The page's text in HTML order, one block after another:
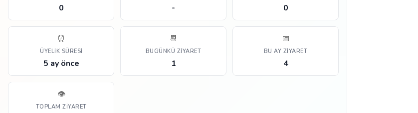
0 - 0
⏰
ÜYELIK SÜRESI
5 ay önce
📆
BUGÜNKÜ ZIYARET
1
📅
BU AY ZIYARET
4
👁️
TOPLAM ZIYARET